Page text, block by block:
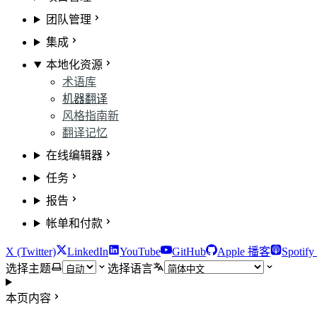
团队管理
集成
本地化资源
术语库
机器翻译
风格指南新
翻译记忆
在线编辑器
任务
报告
帐单和付款
X (Twitter) LinkedIn YouTube GitHub Apple 播客
选择主题
选择语言
本页内容